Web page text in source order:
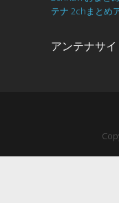
テナ 2chまとめ
アンテナサ